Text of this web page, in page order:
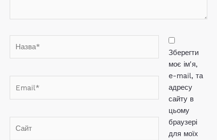
Зберегти
моє ім'я,
e-mail, та
адресу
сайту в
цьому
браузері
для моїх